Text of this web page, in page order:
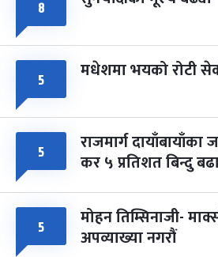
८
५ मधेशमा भयको रोटी
५ राजमार्ग दायाँबायाँका
कर ५ प्रतिशत बिन्दु
५ मोहन तिम्सिनाजी-
अपव्याख्या नगरौं